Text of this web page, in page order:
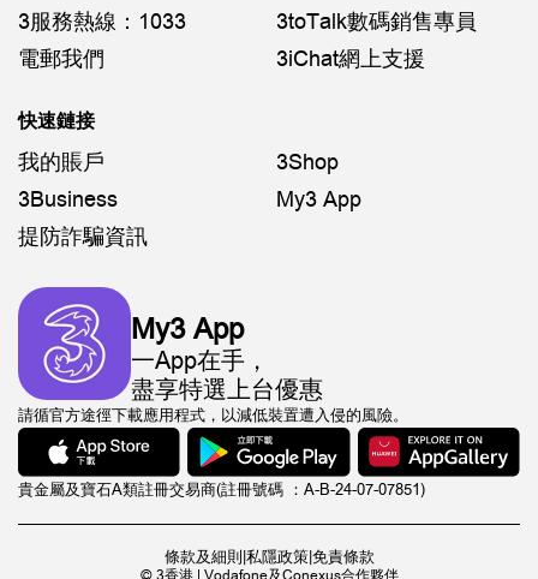
3服務熱線：1033
3toTalk數碼銷售專員
電郵我們
3iChat網上支援
快速鏈接
我的賬戶
3Shop
3Business
My3 App
提防詐騙資訊
My3 App
一App在手，
盡享特選上台優惠
請循官方途徑下載應用程式，以減低裝置遭入侵的風險。
貴金屬及寶石A類註冊交易商(註冊號碼 ：A-B-24-07-07851)
條款及細則 私隱政策 免責條款